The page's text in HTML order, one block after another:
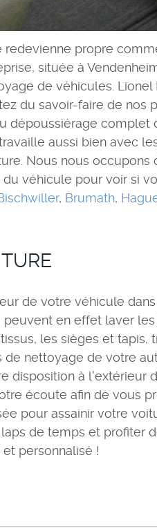
propre
située à
de véhicules.
du savoir-faire de nos
dépoussiérage complet
aussi bien avec
Nous nous occupons
véhicule pour voir si
, Brumath,
de votre véhicule
en effet laver
les sièges et tapis,
de nettoyage de votre
à l'extérieur
écoute afin de vous
pour assainir votre
de temps et profiter
personnalisé !